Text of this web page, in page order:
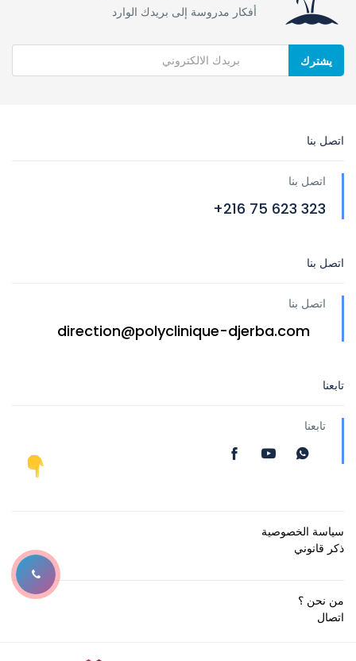
أفكار مدروسة إلى بريدك الوارد
يشترك
اتصل بنا
اتصل بنا
323 623 75 216+
اتصل بنا
اتصل بنا
direction@polyclinique-djerba.com
تابعنا
تابعنا
سياسة الخصوصية
ذكر قانوني
من نحن ؟
اتصال